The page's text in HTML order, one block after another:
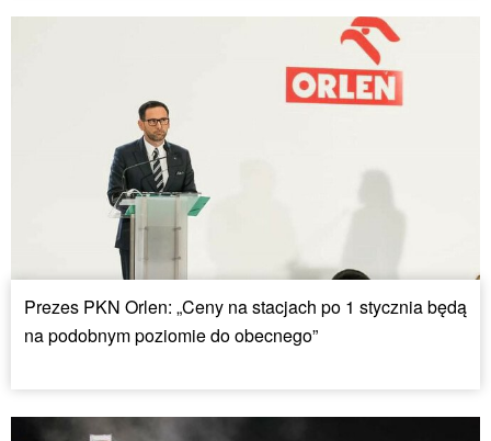
Prezes PKN Orlen: „Ceny na stacjach po 1 stycznia będą
na podobnym poziomie do obecnego”